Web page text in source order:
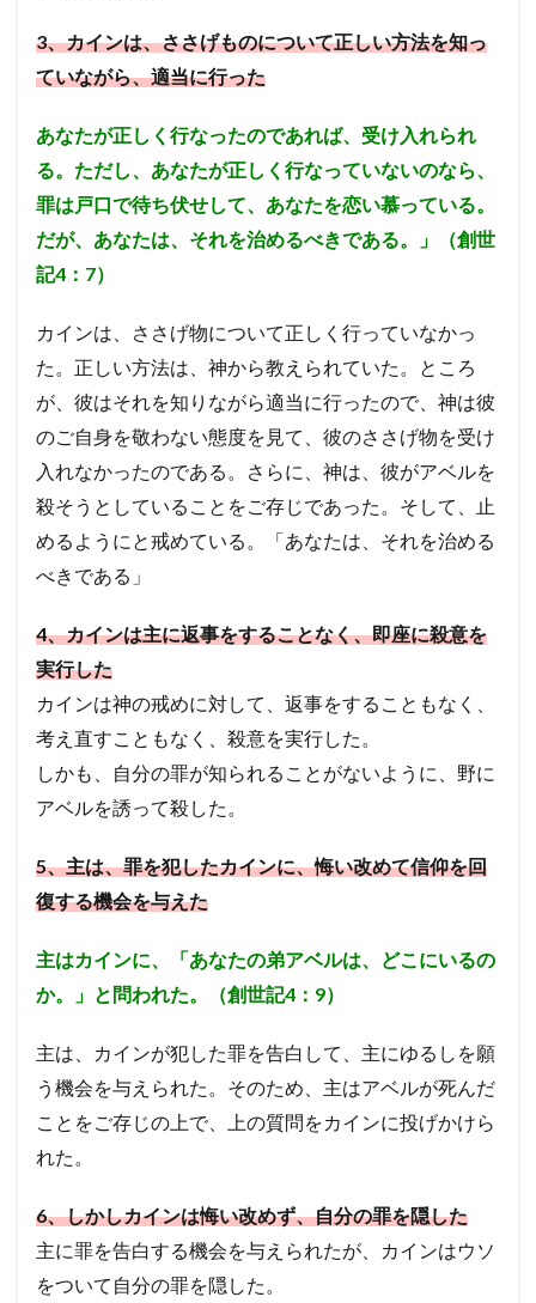
3、カインは、ささげものについて正しい方法を知っ
ていながら、適当に行った
あなたが正しく行なったのであれば、受け入れられ
る。ただし、あなたが正しく行なっていないのなら、
罪は戸口で待ち伏せして、あなたを恋い慕っている。
だが、あなたは、それを治めるべきである。」（創世
記4：7）
カインは、ささげ物について正しく行っていなかっ
た。正しい方法は、神から教えられていた。ところ
が、彼はそれを知りながら適当に行ったので、神は彼
のご自身を敬わない態度を見て、彼のささげ物を受け
入れなかったのである。
さらに、神は、彼がアベルを
殺そうとしていることをご存じであった。そして、止
めるようにと戒めている。「あなたは、それを治める
べきである」
4、カインは主に返事をすることなく、即座に殺意を
実行した
カインは神の戒めに対して、返事をすることもなく、
考え直すこともなく、殺意を実行した。
しかも、自分の罪が知られることがないように、野に
アベルを誘って殺した。
5、主は、罪を犯したカインに、悔い改めて信仰を回
復する機会を与えた
主はカインに、「あなたの弟アベルは、どこにいるの
か。」と問われた。（創世記4：9）
主は、カインが犯した罪を告白して、主にゆるしを願
う機会を与えられた。そのため、主はアベルが死んだ
ことをご存じの上で、上の質問をカインに投げかけら
れた。
6、しかしカインは悔い改めず、自分の罪を隠した
主に罪を告白する機会を与えられたが、カインはウソ
をついて自分の罪を隠した。